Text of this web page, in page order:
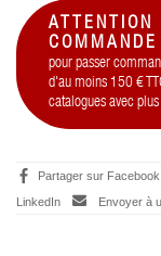
ATTENTION
pour passer
d'au moins 150 €
catalogues avec
Partager sur Facebook
LinkedIn Envoyer à